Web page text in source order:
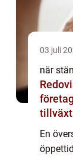
03 juli
när
tillväxt
En